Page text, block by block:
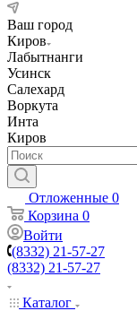
Ваш город
Киров
Лабытнанги
Усинск
Салехард
Воркута
Инта
Киров
Отложенные 0
Корзина 0
Войти
(8332) 21-57-27
(8332) 21-57-27
Каталог